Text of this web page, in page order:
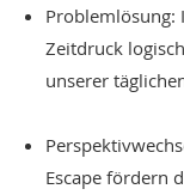
Problemlösung:
Zeitdruck
unserer
Escape fördern